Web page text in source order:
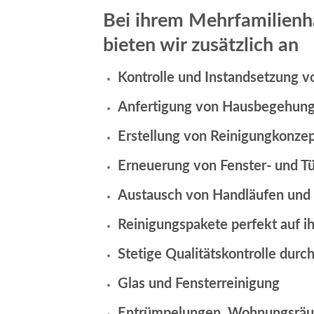
Bei ihrem
bieten wir zusätzlich an
Kontrolle und Instandsetzung
Anfertigung von
Erstellung von
Erneuerung von Fenster- und
Austausch von Handläufen
Reinigungspakete perfekt auf
Stetige Qualitätskontrolle
Glas und Fensterreinigung